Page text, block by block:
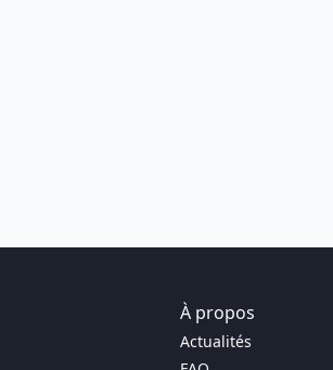
À propos
Actualités